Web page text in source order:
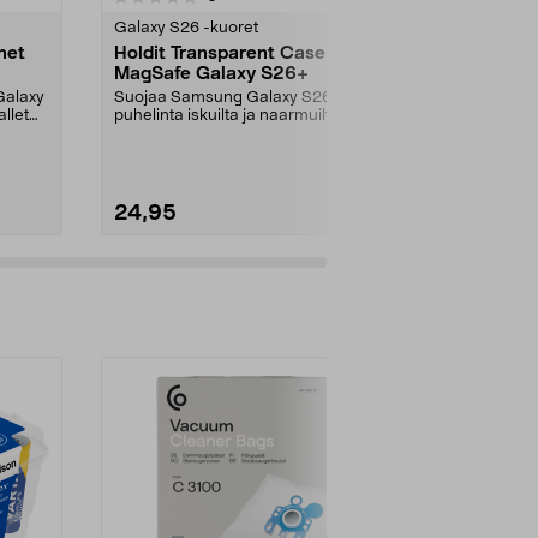
Galaxy S26 -kuoret
Holdit Transparent Case
MagSafe Galaxy S26+
Suojaa Samsung Galaxy S26+ -
puhelinta iskuilta ja naarmuilta.
24,95